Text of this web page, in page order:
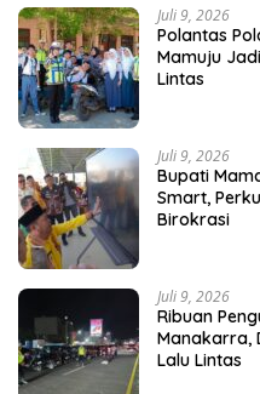
Juli 9, 2026
Polantas
Mamuju
Lintas
Juli 9, 2026
Bupati
Smart,
Birokrasi
Juli 9, 2026
Ribuan
Manakarra,
Lalu Lintas